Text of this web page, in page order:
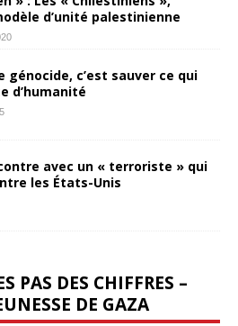
d’unité palestinienne
génocide, c’est sauver ce qui
d’humanité
avec un « terroriste » qui
les États-Unis
PAS DES CHIFFRES –
DE GAZA